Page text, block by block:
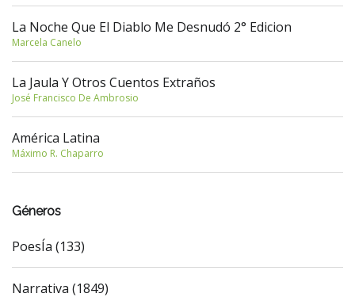
La Noche Que El Diablo Me Desnudó 2° Edicion
Marcela Canelo
La Jaula Y Otros Cuentos Extraños
José Francisco De Ambrosio
América Latina
Máximo R. Chaparro
Géneros
PoesÍa (133)
Narrativa (1849)